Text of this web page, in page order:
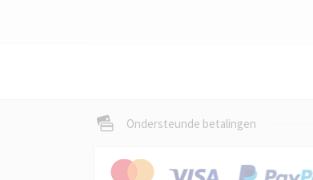
Ondersteunde betalingen